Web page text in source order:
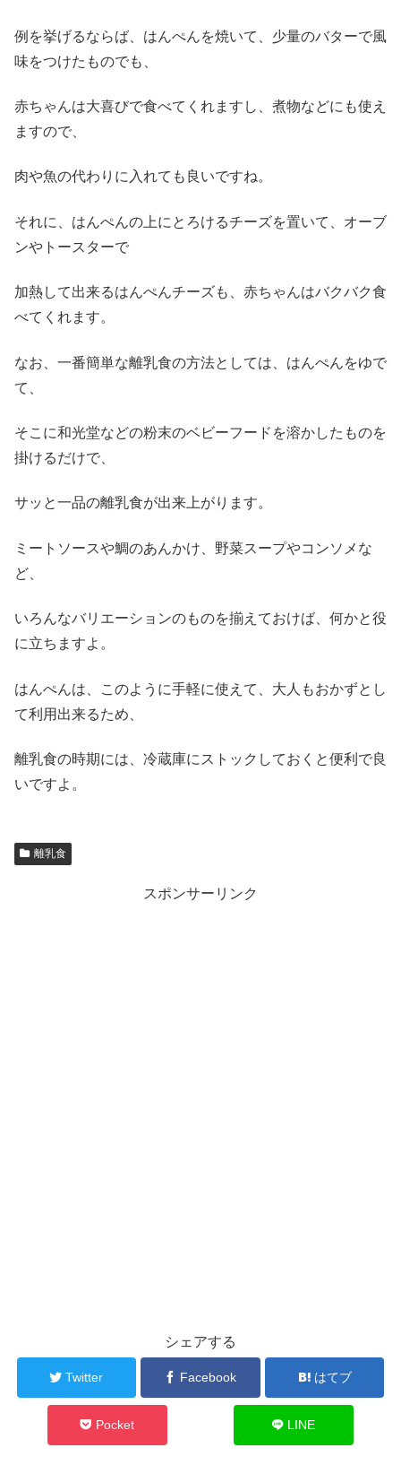
例を挙げるならば、はんぺんを焼いて、少量のバターで風
味をつけたものでも、
赤ちゃんは大喜びで食べてくれますし、煮物などにも使え
ますので、
肉や魚の代わりに入れても良いですね。
それに、はんぺんの上にとろけるチーズを置いて、オーブ
ンやトースターで
加熱して出来るはんぺんチーズも、赤ちゃんはバクバク食
べてくれます。
なお、一番簡単な離乳食の方法としては、はんぺんをゆで
て、
そこに和光堂などの粉末のベビーフードを溶かしたものを
掛けるだけで、
サッと一品の離乳食が出来上がります。
ミートソースや鯛のあんかけ、野菜スープやコンソメな
ど、
いろんなバリエーションのものを揃えておけば、何かと役
に立ちますよ。
はんぺんは、このように手軽に使えて、大人もおかずとし
て利用出来るため、
離乳食の時期には、冷蔵庫にストックしておくと便利で良
いですよ。
離乳食
スポンサーリンク
シェアする
Twitter Facebook はてブ
Pocket LINE